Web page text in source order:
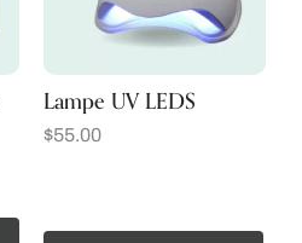
Lampe UV LEDS
$55.00